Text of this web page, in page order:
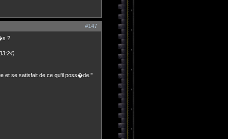
#147
?
et se satisfait de ce qu'il poss�de."